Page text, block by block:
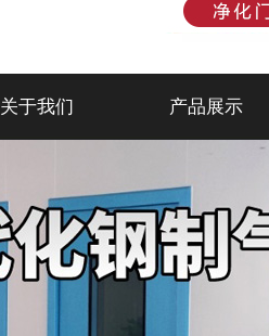
关于我们 产品展示